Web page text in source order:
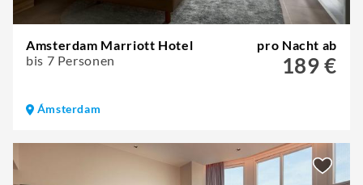
Amsterdam Marriott Hotel
bis 7 Personen
pro Nacht ab
189 €
Ámsterdam